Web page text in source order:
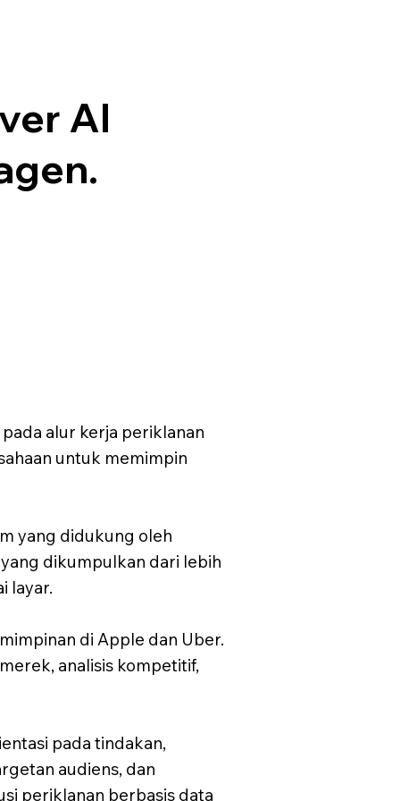
AI
alur kerja periklanan
untuk memimpin
yang didukung oleh
dikumpulkan dari lebih
layar.
di Apple dan Uber.
analisis kompetitif,
pada tindakan,
audiens, dan
periklanan berbasis data